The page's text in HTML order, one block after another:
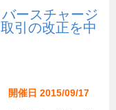
ースチャージ
引の改正を中
開催日 2015/09/17